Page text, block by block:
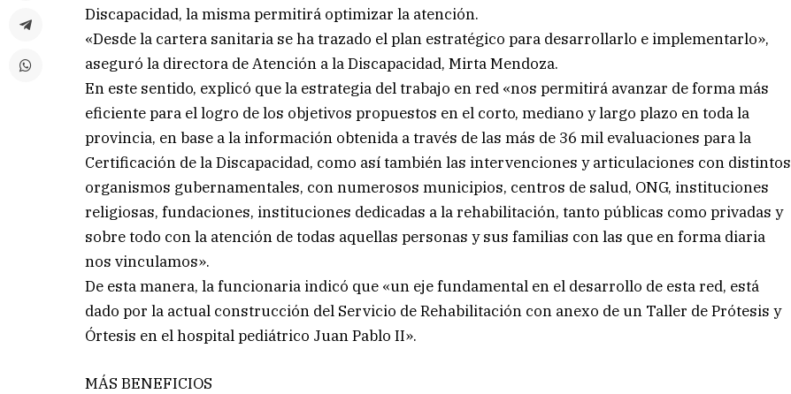
Discapacidad, la misma permitirá optimizar la atención.
«Desde la cartera sanitaria se ha trazado el plan estratégico para desarrollarlo e implementarlo»,
aseguró la directora de Atención a la Discapacidad, Mirta Mendoza.
En este sentido, explicó que la estrategia del trabajo en red «nos permitirá avanzar de forma más
eficiente para el logro de los objetivos propuestos en el corto, mediano y largo plazo en toda la
provincia, en base a la información obtenida a través de las más de 36 mil evaluaciones para la
Certificación de la Discapacidad, como así también las intervenciones y articulaciones con distintos
organismos gubernamentales, con numerosos municipios, centros de salud, ONG, instituciones
religiosas, fundaciones, instituciones dedicadas a la rehabilitación, tanto públicas como privadas y
sobre todo con la atención de todas aquellas personas y sus familias con las que en forma diaria
nos vinculamos».
De esta manera, la funcionaria indicó que «un eje fundamental en el desarrollo de esta red, está
dado por la actual construcción del Servicio de Rehabilitación con anexo de un Taller de Prótesis y
Órtesis en el hospital pediátrico Juan Pablo II».
MÁS BENEFICIOS